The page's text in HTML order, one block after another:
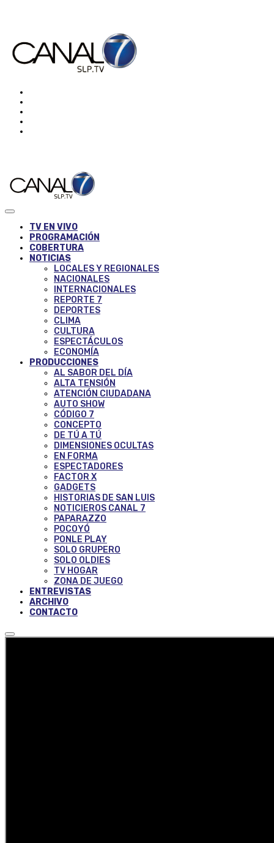
TV EN VIVO
PROGRAMACIÓN
COBERTURA
NOTICIAS
LOCALES Y REGIONALES
NACIONALES
INTERNACIONALES
REPORTE 7
DEPORTES
CLIMA
CULTURA
ESPECTÁCULOS
ECONOMÍA
PRODUCCIONES
AL SABOR DEL DÍA
ALTA TENSIÓN
ATENCIÓN CIUDADANA
AUTO SHOW
CÓDIGO 7
CONCEPTO
DE TÚ A TÚ
DIMENSIONES OCULTAS
EN FORMA
ESPECTADORES
FACTOR X
GADGETS
HISTORIAS DE SAN LUIS
NOTICIEROS CANAL 7
PAPARAZZO
POCOYÓ
PONLE PLAY
SOLO GRUPERO
SOLO OLDIES
TV HOGAR
ZONA DE JUEGO
ENTREVISTAS
ARCHIVO
CONTACTO